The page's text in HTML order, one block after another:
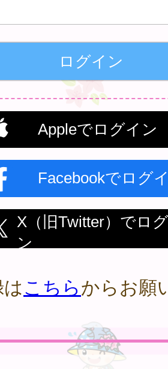
Appleでログイン
Facebookでログ
X（旧Twitter）でロ
ン
こちらからお願